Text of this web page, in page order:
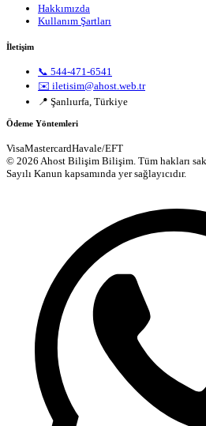
Hakkımızda
Kullanım Şartları
İletişim
📞 544-471-6541
✉️ iletisim@ahost.web.tr
📍 Şanlıurfa, Türkiye
Ödeme Yöntemleri
VisaMastercardHavale/EFT
© 2026 Ahost Bilişim Bilişim. Tüm hakları
Sayılı Kanun kapsamında yer sağlayıcıdır.